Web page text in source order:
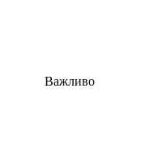
Важливо